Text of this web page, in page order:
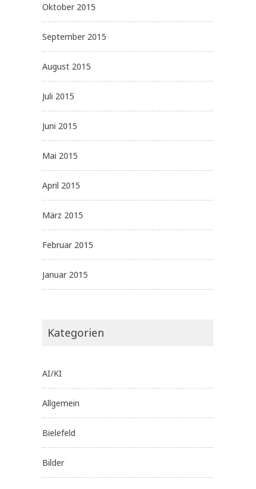
Oktober 2015
September 2015
August 2015
Juli 2015
Juni 2015
Mai 2015
April 2015
März 2015
Februar 2015
Januar 2015
Kategorien
AI/KI
Allgemein
Bielefeld
Bilder